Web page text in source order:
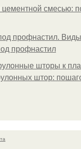
цементной смесью:
профнастил.
профнастил
шторы к
штор: